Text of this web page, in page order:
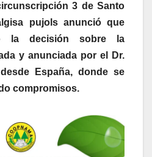
3 de Santo
pujols anunció que
la decisión sobre la
y anunciada por el Dr.
España, donde se
compromisos.